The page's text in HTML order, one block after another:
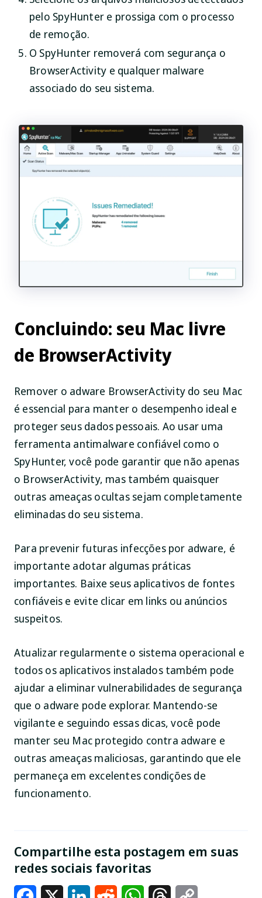
pelo SpyHunter e prossiga com o processo
de remoção.
O SpyHunter removerá com segurança o
BrowserActivity e qualquer malware
associado do seu sistema.
Concluindo: seu Mac livre
de BrowserActivity
Remover o adware BrowserActivity do seu Mac
é essencial para manter o desempenho ideal e
proteger seus dados pessoais. Ao usar uma
ferramenta antimalware confiável como o
SpyHunter, você pode garantir que não apenas
o BrowserActivity, mas também quaisquer
outras ameaças ocultas sejam completamente
eliminadas do seu sistema.
Para prevenir futuras infecções por adware, é
importante adotar algumas práticas
importantes. Baixe seus aplicativos de fontes
confiáveis e evite clicar em links ou anúncios
suspeitos.
Atualizar regularmente o sistema operacional e
todos os aplicativos instalados também pode
ajudar a eliminar vulnerabilidades de segurança
que o adware pode explorar. Mantendo-se
vigilante e seguindo essas dicas, você pode
manter seu Mac protegido contra adware e
outras ameaças maliciosas, garantindo que ele
permaneça em excelentes condições de
funcionamento.
Compartilhe esta postagem em suas
redes sociais favoritas